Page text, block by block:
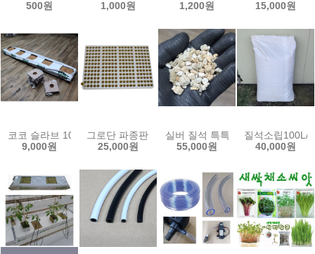
500원 1,000원 1,200원 15,000원
코코 슬라브 10x15x100cm(5구) COCO 그로우백 코코블럭 압축코코
9,000원
그로단 파종판 240공1판 암면 플러그 락울 유알 암
25,000원
실버 질석 특특대립80L/ 버미큘
55,000원
질석소립100L/
40,000원